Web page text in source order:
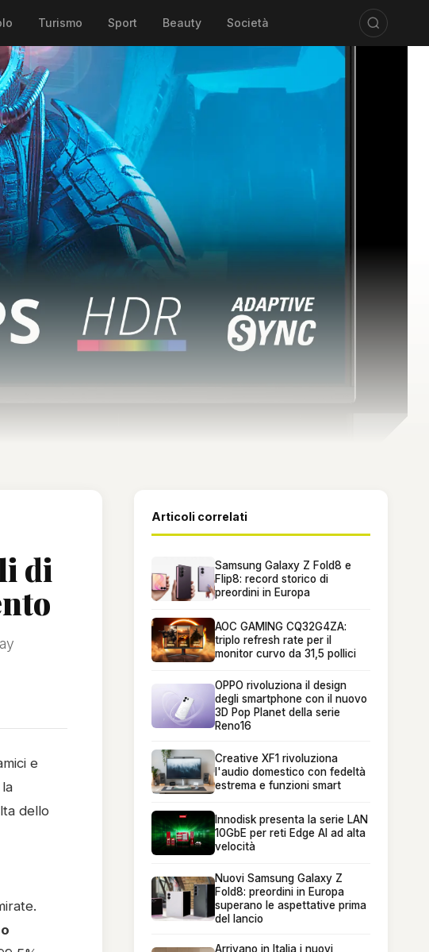
Turismo Sport Beauty Società
di
e
dello
Articoli correlati
Samsung Galaxy Z Fold8 e
Flip8: record storico di
preordini in Europa
AOC GAMING CQ32G4ZA:
triplo refresh rate per il
monitor curvo da 31,5 pollici
OPPO rivoluziona il design
degli smartphone con il nuovo
3D Pop Planet della serie
Reno16
Creative XF1 rivoluziona
l'audio domestico con fedeltà
estrema e funzioni smart
Innodisk presenta la serie LAN
10GbE per reti Edge AI ad alta
velocità
Nuovi Samsung Galaxy Z
Fold8: preordini in Europa
superano le aspettative prima
del lancio
Arrivano in Italia i nuovi